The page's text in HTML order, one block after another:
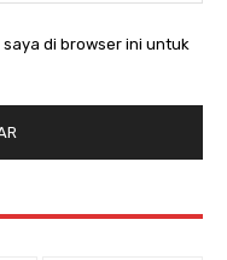
di browser ini untuk